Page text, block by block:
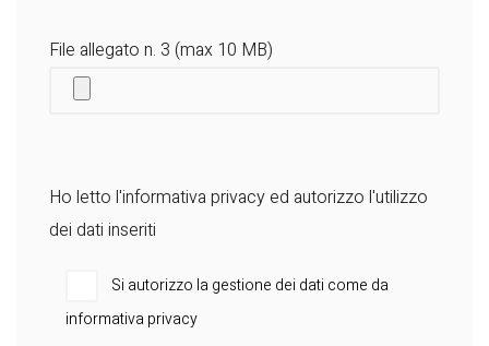
File allegato n. 3 (max 10 MB)
Ho letto l'informativa privacyed autorizzo l'utilizzo
dei dati inseriti
Si autorizzo la gestione dei dati come da
informativa privacy